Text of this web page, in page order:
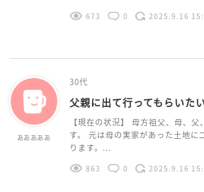
673 0 2025.9.16
あああああ
30代
父親に出て行ってもらいた
【現在の状況】 母方祖父、母、
す。 元は母の実家があった土地に
ります。...
863 0 2025.9.16